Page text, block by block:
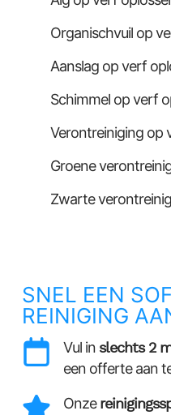
Organischvuil op
Aanslag op verf
Schimmel op verf
Verontreiniging op
Groene
Zwarte
SNEL EEN
REINIGING
Vul in slechts 2
een offerte aan
Onze